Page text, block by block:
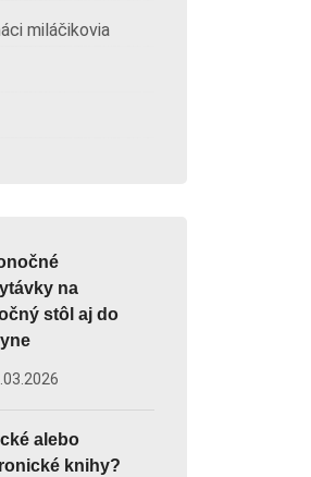
miláčikovia
na
stôl aj do
alebo
knihy?